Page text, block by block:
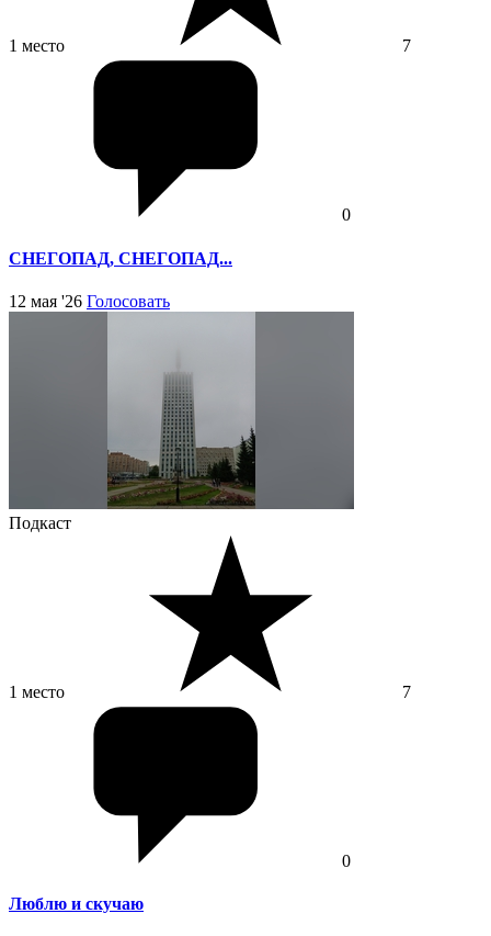
1 место 7
0
СНЕГОПАД, СНЕГОПАД...
12 мая '26 Голосовать
Подкаст
1 место 7
0
Люблю и скучаю